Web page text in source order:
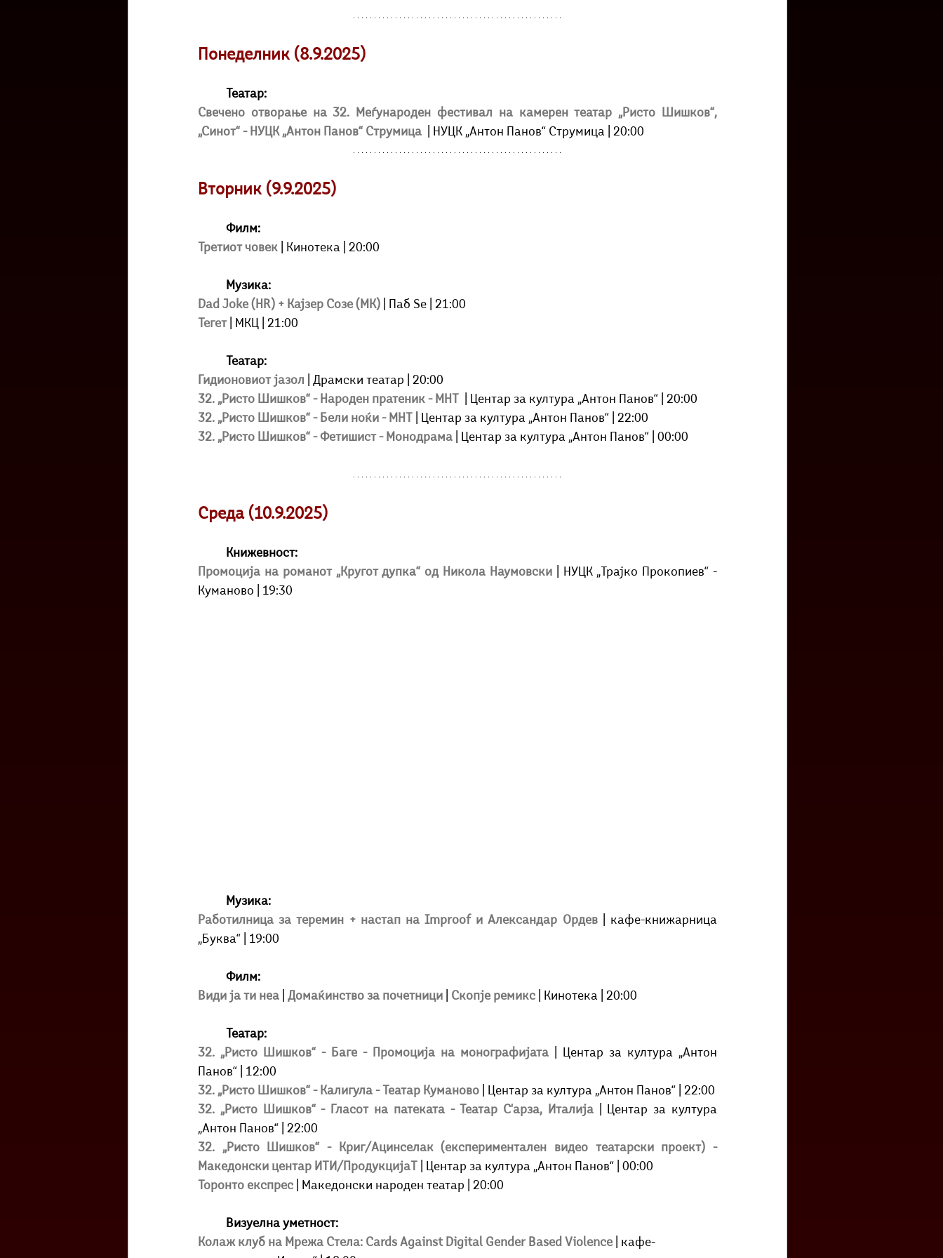
Понеделник (8.9.2025)
Театар:
Свечено отворање на 32. Меѓународен фестивал на камерен театар „Ристо Шишков“,
„Синот“ - НУЦК „Антон Панов“ Струмица
| НУЦК „Антон Панов“ Струмица | 20:00
Вторник (9.9.2025)
Филм:
Третиот човек
| Кинотека | 20:00
Музика:
Dad Joke (HR) + Кајзер Созе (МК)
| Паб Ѕе | 21:00
Тегет
| МКЦ | 21:00
Театар:
Гидионовиот јазол
| Драмски театар | 20:00
32. „Ристо Шишков“ - Народен пратеник - МНТ
| Центар за култура „Антон Панов“ | 20:00
32. „Ристо Шишков“ - Бели ноќи - МНТ
| Центар за култура „Антон Панов“ | 22:00
32. „Ристо Шишков“ - Фетишист - Монодрама
| Центар за култура „Антон Панов“ | 00:00
Среда (10.9.2025)
Книжевност:
Промоција на романот „Кругот дупка“ од Никола Наумовски
| НУЦК „Трајко Прокопиев“ -
Куманово
| 19:30
Музика:
Работилница за теремин + настап на Improof и Александар Ордев
| кафе-книжарница
„Буква“ | 19:00
Филм:
Види ја ти неа
Домаќинство за почетници Скопје ремикс | Кинотека | 20:00
Театар:
32. „Ристо Шишков“ - Баге - Промоција на монографијата
| Центар за култура „Антон
Панов“ | 12:00
32. „Ристо Шишков“ - Калигула - Театар Куманово
32. „Ристо Шишков“ - Гласот на патеката - Театар С'арза, Италија
| Центар за култура
„Антон Панов“ | 22:00
32. „Ристо Шишков“ - Криг/Ацинселак (експериментален видео театарски проект) -
Македонски центар ИТИ/ПродукцијаТ
| Центар за култура „Антон Панов“ | 00:00
Торонто експрес | Македонски народен театар | 20:00
Визуелна уметност:
Колаж клуб на Мрежа Стела: Cards Against Digital Gender Based Violence
| кафе-